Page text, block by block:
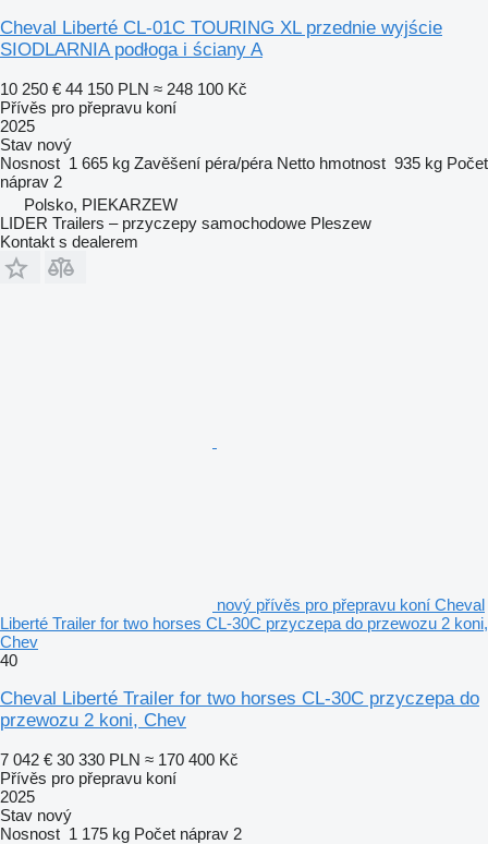
Cheval Liberté CL-01C TOURING XL przednie wyjście
SIODLARNIA podłoga i ściany A
10 250 € 44 150 PLN ≈ 248 100 Kč
Přívěs pro přepravu koní
2025
Stav nový
Nosnost 1 665 kg Zavěšení péra/péra Netto hmotnost 935 kg Počet
náprav 2
Polsko, PIEKARZEW
LIDER Trailers – przyczepy samochodowe Pleszew
Kontakt s dealerem
nový přívěs pro přepravu koní Cheval
Liberté Trailer for two horses CL-30C przyczepa do przewozu 2 koni,
Chev
40
Cheval Liberté Trailer for two horses CL-30C przyczepa do
przewozu 2 koni, Chev
7 042 € 30 330 PLN ≈ 170 400 Kč
Přívěs pro přepravu koní
2025
Stav nový
Nosnost 1 175 kg Počet náprav 2